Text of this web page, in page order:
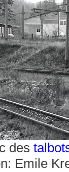
des
Emile